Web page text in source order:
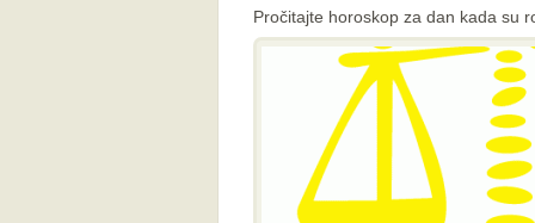
Pročitajte horoskop za dan kada su